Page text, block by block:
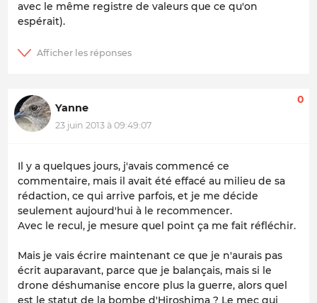
avec le même registre de valeurs que ce qu'on
espérait).
Yanne
23 juin 2013 à 09:49:07
0
Il y a quelques jours, j'avais commencé ce
commentaire, mais il avait été effacé au milieu de sa
rédaction, ce qui arrive parfois, et je me décide
seulement aujourd'hui à le recommencer.
Avec le recul, je mesure quel point ça me fait réfléchir.
Mais je vais écrire maintenant ce que je n'aurais pas
écrit auparavant, parce que je balançais, mais si le
drone déshumanise encore plus la guerre, alors quel